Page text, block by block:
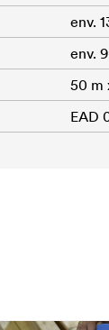
env.
env.
50 m
EAD